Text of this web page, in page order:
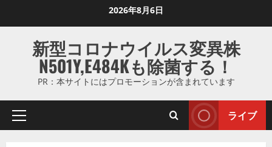
ス
ッ
2026年8月6日
新型コロナウイルス変異株
N501Y,E484Kも除菌する！
PR：本サイトにはプロモーションが含まれています
プ
ライブ